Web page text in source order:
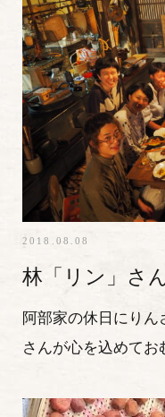
2018.08.08
林「リン」さ
阿部家の休日にり
さんが心を込めて